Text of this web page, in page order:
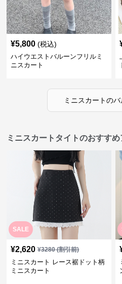
¥5,800 (税込)
ハイウエストバルーンフリルミ
ニスカート
ミニスカートのバ
ミニスカートタイトのおすすめ
SALE
¥2,620 ¥3280(割引前)
ミニスカート レース裾ドット柄
ミニスカート